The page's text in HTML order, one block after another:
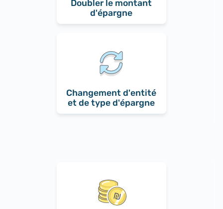
Doubler le montant
d'épargne
Changement d'entité
et de type d'épargne